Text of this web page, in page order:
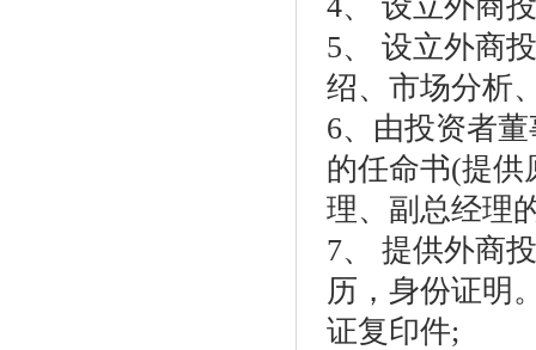
5、 设立外商
绍、市场分析
6、由投资者
的任命书(提供
理、副总经理
7、 提供外商
历，身份证明
证复印件;